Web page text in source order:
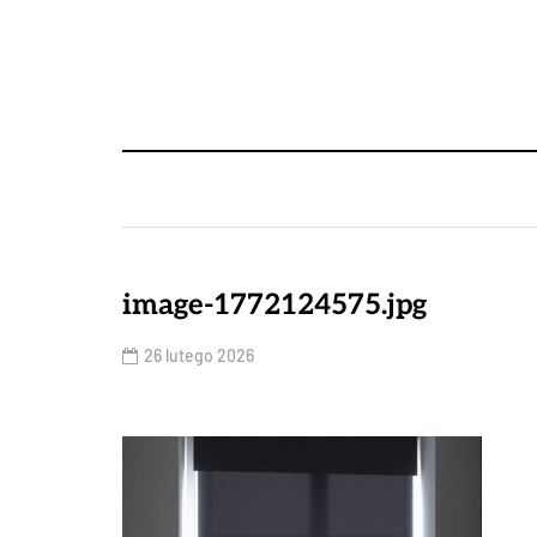
image-1772124575.jpg
26 lutego 2026